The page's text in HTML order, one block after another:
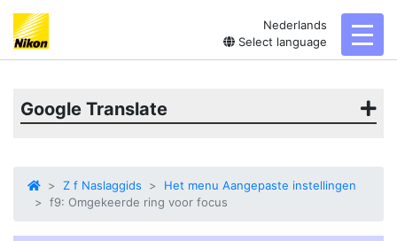
Nederlands
Select language
Google Translate
Z f Naslaggids
Het menu Aangepaste instellingen
f9: Omgekeerde ring voor focus